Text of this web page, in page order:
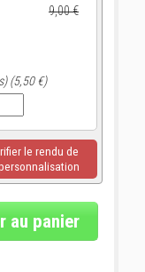
9,00 €
(5,50 €)
le rendu de
au panier